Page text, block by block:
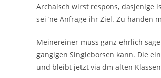
Archaisch wirst respons, dasjenige
sei ‘ne Anfrage ihr Ziel. Zu handen
Meinereiner muss ganz ehrlich
gangigen Singleborsen kann. Die
und bleibt jetzt via dm alten